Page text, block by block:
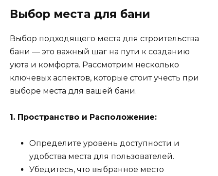
Выбор места для бани
Выбор подходящего места для строительства
бани — это важный шаг на пути к созданию
уюта и комфорта. Рассмотрим несколько
ключевых аспектов, которые стоит учесть при
выборе места для вашей бани.
1. Пространство и Расположение:
Определите уровень доступности и
удобства места для пользователей.
Убедитесь, что выбранное место